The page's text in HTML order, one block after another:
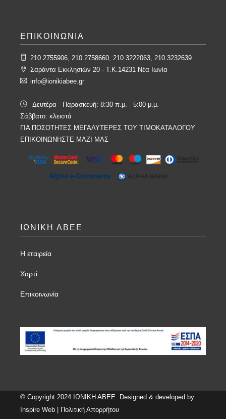
ΕΠΙΚΟΙΝΩΝΙΑ
210 2755906, 210 2758660, 210 3222063, 210 3232639
Σαράντα Εκκλησιών 20 - T.K.14231 Νέα Ιωνία
info@ionikiabee.gr
Δευτέρα - Παρασκευή: 8:30 π.μ. - 5:00 μ.μ.
Σάββατο: κλειστά
ΓΙΑ ΠΟΣΟΤΗΤΕΣ ΜΕΓΑΛΥΤΕΡΕΣ ΤΟΥ ΤΙΜΟΚΑΤΑΛΟΓΟΥ
ΕΠΙΚΟΙΝΩΝΗΣΤΕ ΜΑΖΙ ΜΑΣ
ΙΩΝΙΚΗ ΑΒΕΕ
Η εταιρεία
Χαρτί
Επικοινωνία
© Copyright 2024 ΙΩΝΙΚΗ ΑΒΕΕ. Designed & developed by
Inspire Web
Πολιτική Απορρήτου